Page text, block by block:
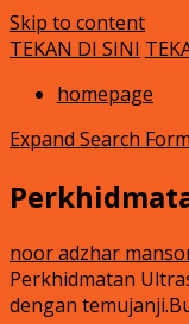
Skip to content
Klinik Putra
TEKAN DI SINI
homepage
Expand Search Form
noor adzhar
Perkhidmatan
dengan